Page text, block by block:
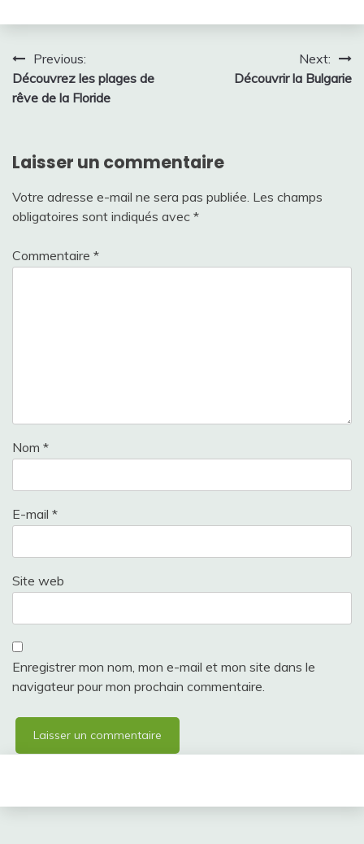
Navigation
de
Previous:
Découvrez les plages de
rêve de la Floride
Next:
Découvrir la Bulgarie
Laisser un commentaire
Votre adresse e-mail ne sera pas publiée. Les champs
obligatoires sont indiqués avec *
Commentaire *
Nom *
E-mail *
Site web
Enregistrer mon nom, mon e-mail et mon site dans le
navigateur pour mon prochain commentaire.